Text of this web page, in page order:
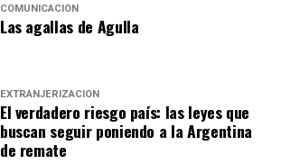
COMUNICACIÓN
Las agallas de Agulla
EXTRANJERIZACIÓN
El verdadero riesgo país: las leyes que
buscan seguir poniendo a la Argentina
de remate